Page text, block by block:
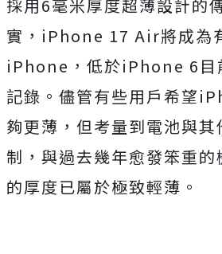
採用6毫米厚度超薄設計的
實，iPhone 17 Air將成為
iPhone，低於iPhone 6目
記錄。儘管有些用戶希望
夠更薄，但考量到電池與
制，與過去幾年愈發笨重的
的厚度已屬於極致輕薄。